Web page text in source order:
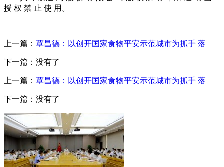
授 权 禁 止 使 用。
上一篇： 覃昌德：以创开国家食物平安示范城市为抓手 落
下一篇：没有了
上一篇： 覃昌德：以创开国家食物平安示范城市为抓手 落
下一篇：没有了